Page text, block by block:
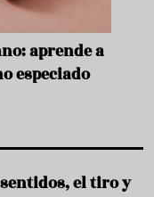
aprende a
especiado
el tiro y